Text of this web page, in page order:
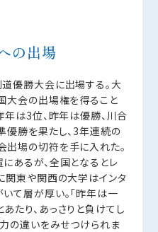
の出場
優勝大会に出場する。大
大会の出場権を得ること
年は3位、昨年は優勝、川合
優勝を果たし、3年連続の
場の切符を手に入れた。
あるが、全国となるとレ
関東や関西の大学はインタ
て層が厚い。「昨年は一
たり、あっさりと負けてし
力の違いをみせつけられま